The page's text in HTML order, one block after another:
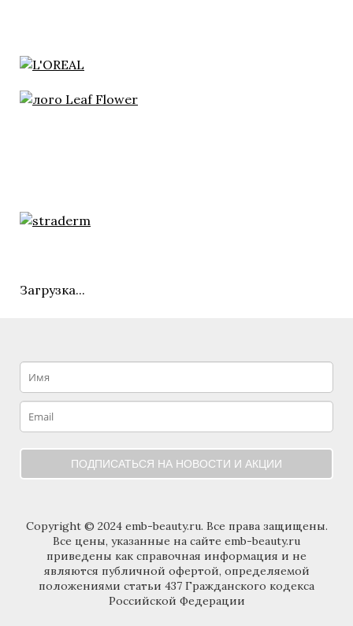
Загрузка...
ПОДПИСАТЬСЯ НА НОВОСТИ И АКЦИИ
Copyright © 2024 emb-beauty.ru. Все права защищены.
Все цены, указанные на сайте emb-beauty.ru
приведены как справочная информация и не
являются публичной офертой, определяемой
положениями статьи 437 Гражданского кодекса
Российской Федерации